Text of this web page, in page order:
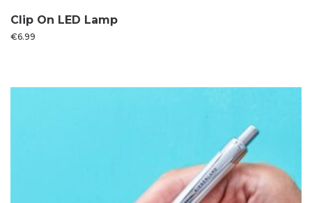
Clip On LED Lamp
€6.99